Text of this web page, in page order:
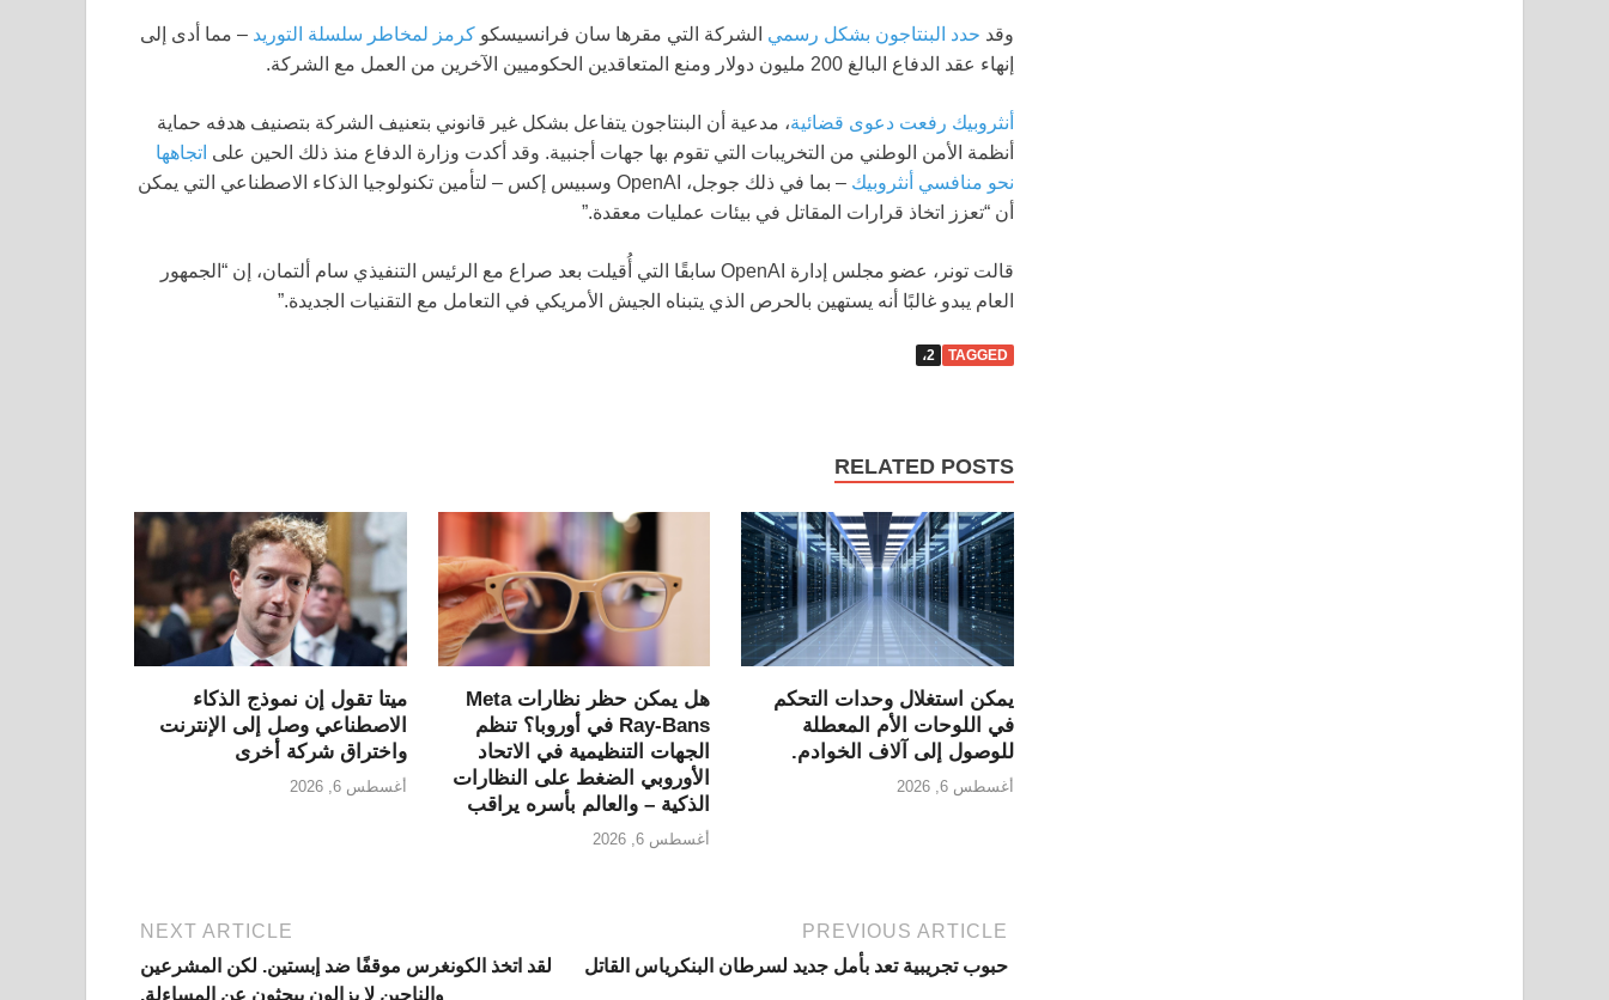
وقد حدد البنتاجون بشكل رسمي الشركة التي مقرها سان فرانسيسكو كرمز لمخاطر سلسلة التوريد – مما أدى إلى
إنهاء عقد الدفاع البالغ 200 مليون دولار ومنع المتعاقدين الحكوميين الآخرين من العمل مع الشركة.
أنثروبيك رفعت دعوى قضائية، مدعية أن البنتاجون يتفاعل بشكل غير قانوني بتعنيف الشركة بتصنيف هدفه حماية
أنظمة الأمن الوطني من التخريبات التي تقوم بها جهات أجنبية. وقد أكدت وزارة الدفاع منذ ذلك الحين على اتجاهها
نحو منافسي أنثروبيك
– بما في ذلك جوجل، OpenAI وسبيس إكس – لتأمين تكنولوجيا الذكاء الاصطناعي التي يمكن
أن “تعزز اتخاذ قرارات المقاتل في بيئات عمليات معقدة.”
قالت تونر، عضو مجلس إدارة OpenAI سابقًا التي أُقيلت بعد صراع مع الرئيس التنفيذي سام ألتمان، إن “الجمهور
العام يبدو غالبًا أنه يستهين بالحرص الذي يتبناه الجيش الأمريكي في التعامل مع التقنيات الجديدة.”
TAGGED 2،
RELATED POSTS
يمكن استغلال وحدات التحكم
في اللوحات الأم المعطلة
للوصول إلى آلاف الخوادم.
أغسطس 6, 2026
هل يمكن حظر نظارات Meta
Ray-Bans في أوروبا؟ تنظم
الجهات التنظيمية في الاتحاد
الأوروبي الضغط على النظارات
الذكية – والعالم بأسره يراقب
أغسطس 6, 2026
ميتا تقول إن نموذج الذكاء
الاصطناعي وصل إلى الإنترنت
واختراق شركة أخرى
أغسطس 6, 2026
PREVIOUS ARTICLE
حبوب تجريبية تعد بأمل جديد لسرطان البنكرياس القاتل
NEXT ARTICLE
لقد اتخذ الكونغرس موقفًا ضد إبستين. لكن المشرعين
والناجين لا يزالون يبحثون عن المساءلة.